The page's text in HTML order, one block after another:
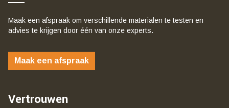
Maak een afspraak om verschillende materialen te testen en
advies te krijgen door één van onze experts.
Maak een afspraak
Vertrouwen